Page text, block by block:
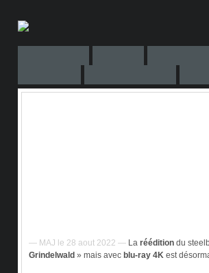
— MAJ le 28 aout 2022 — La réédition du
Grindelwald » mais avec blu-ray 4K est